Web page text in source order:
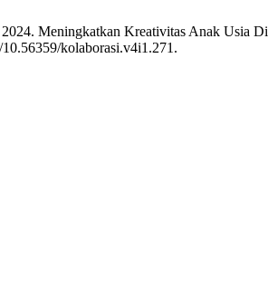
Meningkatkan Kreativitas Anak Usia
kolaborasi.v4i1.271.